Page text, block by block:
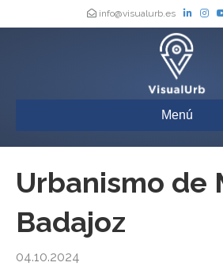
info@visualurb.es
Menú
Urbanismo de
Badajoz
04.10.2024